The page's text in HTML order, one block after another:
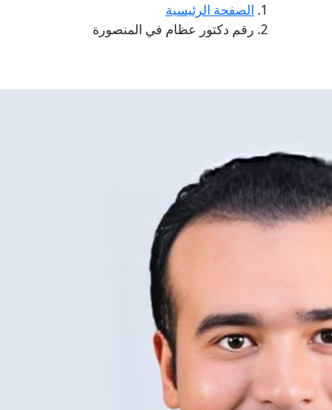
الصفحة الرئيسية
رقم دكتور عظام في المنصورة